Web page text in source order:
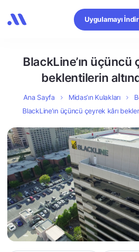
Uygulamayı İndir
BlackLine’ın üçüncü
beklentilerin
Ana Sayfa Midas’ın Kulakları
BlackLine’ın üçüncü çeyrek kârı